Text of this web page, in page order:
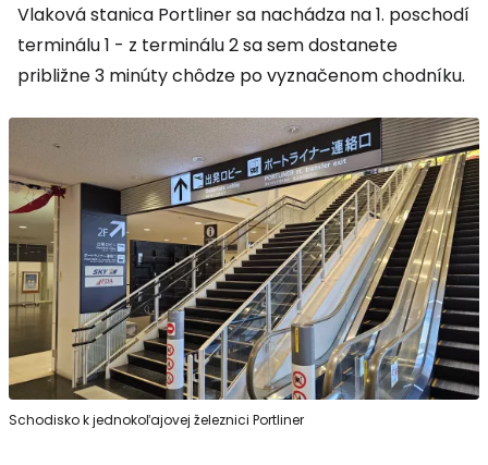
Vlaková stanica Portliner sa nachádza na 1. poschodí
terminálu 1 - z terminálu 2 sa sem dostanete
približne 3 minúty chôdze po vyznačenom chodníku.
Schodisko k jednokoľajovej železnici Portliner